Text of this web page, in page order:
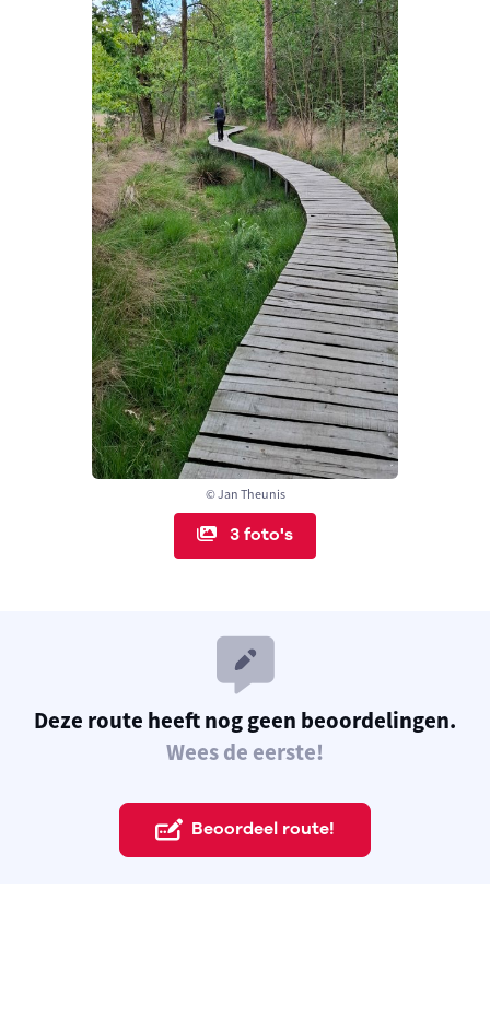
© Jan Theunis
3 foto's
Deze route heeft nog geen beoordelingen.
Wees de eerste!
Beoordeel route!